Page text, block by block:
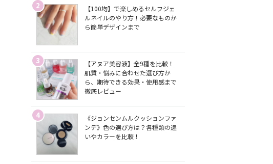
2
【100均】で楽しめるセルフジェ
ルネイルのやり方！必要なものか
ら簡単デザインまで
3
【アヌア美容液】全9種を比較！
肌質・悩みに合わせた選び方か
ら、期待できる効果・使用感まで
徹底レビュー
4
《ジョンセンムルクッションファ
ンデ》色の選び方は？各種類の違
いやカラーを比較！